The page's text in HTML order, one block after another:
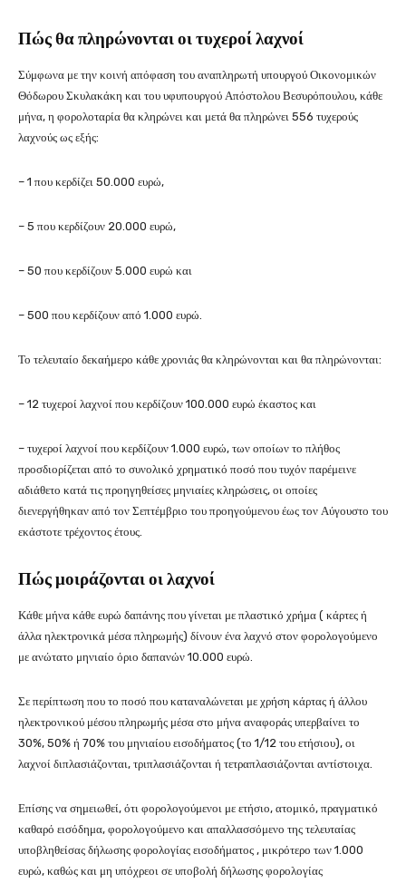
Πώς θα πληρώνονται οι τυχεροί λαχνοί
Σύμφωνα με την κοινή απόφαση του αναπληρωτή υπουργού Οικονομικών
Θόδωρου Σκυλακάκη και του υφυπουργού Απόστολου Βεσυρόπουλου, κάθε
μήνα, η φορολοταρία θα κληρώνει και μετά θα πληρώνει 556 τυχερούς
λαχνούς ως εξής:
– 1 που κερδίζει 50.000 ευρώ,
– 5 που κερδίζουν 20.000 ευρώ,
– 50 που κερδίζουν 5.000 ευρώ και
– 500 που κερδίζουν από 1.000 ευρώ.
Το τελευταίο δεκαήμερο κάθε χρονιάς θα κληρώνονται και θα πληρώνονται:
– 12 τυχεροί λαχνοί που κερδίζουν 100.000 ευρώ έκαστος και
– τυχεροί λαχνοί που κερδίζουν 1.000 ευρώ, των οποίων το πλήθος
προσδιορίζεται από το συνολικό χρηματικό ποσό που τυχόν παρέμεινε
αδιάθετο κατά τις προηγηθείσες μηνιαίες κληρώσεις, οι οποίες
διενεργήθηκαν από τον Σεπτέμβριο του προηγούμενου έως τον Αύγουστο του
εκάστοτε τρέχοντος έτους.
Πώς μοιράζονται οι λαχνοί
Κάθε μήνα κάθε ευρώ δαπάνης που γίνεται με πλαστικό χρήμα ( κάρτες ή
άλλα ηλεκτρονικά μέσα πληρωμής) δίνουν ένα λαχνό στον φορολογούμενο
με ανώτατο μηνιαίο όριο δαπανών 10.000 ευρώ.
Σε περίπτωση που το ποσό που καταναλώνεται με χρήση κάρτας ή άλλου
ηλεκτρονικού μέσου πληρωμής μέσα στο μήνα αναφοράς υπερβαίνει το
30%, 50% ή 70% του μηνιαίου εισοδήματος (το 1/12 του ετήσιου), οι
λαχνοί διπλασιάζονται, τριπλασιάζονται ή τετραπλασιάζονται αντίστοιχα.
Επίσης να σημειωθεί, ότι φορολογούμενοι με ετήσιο, ατομικό, πραγματικό
καθαρό εισόδημα, φορολογούμενο και απαλλασσόμενο της τελευταίας
υποβληθείσας δήλωσης φορολογίας εισοδήματος , μικρότερο των 1.000
ευρώ, καθώς και μη υπόχρεοι σε υποβολή δήλωσης φορολογίας